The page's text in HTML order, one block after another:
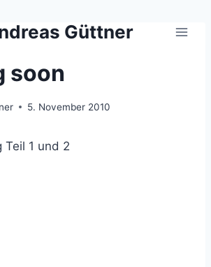
Güttner
soon
5. November 2010
Teil 1 und 2